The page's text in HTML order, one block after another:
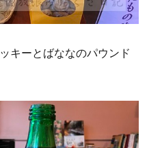
キーとばななのパウンド